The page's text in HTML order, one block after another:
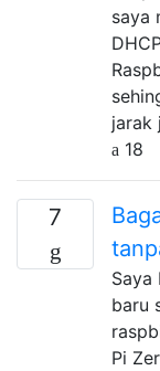
saya
jarak
18
7
Saya
baru
Pi